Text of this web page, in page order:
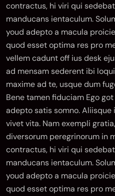
contractus, hi viri qui
manducans ientaculum.
youd adepto a macula
quod esset optima res pro
vellem cadunt off ius desk
ad mensam sederent ibi
maxime ad te, usque dum
Bene tamen fiduciam Ego
adepto satis somno.
vivet vita. Nam exempli
diversorum peregrinorum in
contractus, hi viri qui
manducans ientaculum.
youd adepto a macula
quod esset optima res pro